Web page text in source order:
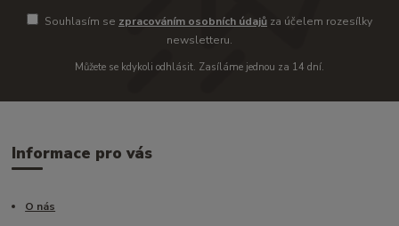
Souhlasím se zpracováním osobních údajůza účelem rozesílky
newsletteru.
Můžete se kdykoli odhlásit. Zasíláme jednou za 14 dní.
Informace pro vás
O nás